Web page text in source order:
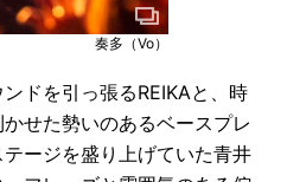
奏多（Vo）
ドを引っ張るREIKAと、時
せた勢いのあるベースプレ
ージを盛り上げていた青井